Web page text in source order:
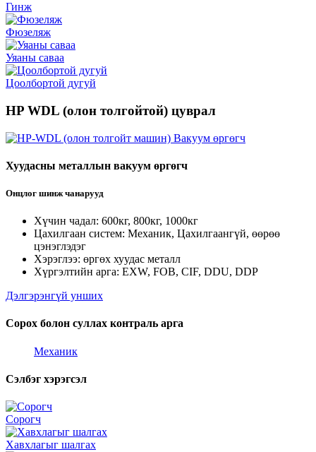
Гинж
Фюзеляж
Уяаны саваа
Цоолбортой дугуй
HP WDL (олон толгойтой) цуврал
Хуудасны металлын вакуум өргөгч
Онцлог шинж чанарууд
Хүчин чадал: 600кг, 800кг, 1000кг
Цахилгаан систем: Механик, Цахилгаангүй, өөрөө
цэнэглэдэг
Хэрэглээ: өргөх хуудас металл
Хүргэлтийн арга: EXW, FOB, CIF, DDU, DDP
Дэлгэрэнгүй унших
Сорох болон суллах контраль арга
Механик
Сэлбэг хэрэгсэл
Сорогч
Хавхлагыг шалгах